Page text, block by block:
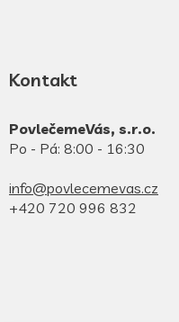
Kontakt
PovlečemeVás, s.r.o.
Po - Pá: 8:00 - 16:30
info@povlecemevas.cz
+420 720 996 832